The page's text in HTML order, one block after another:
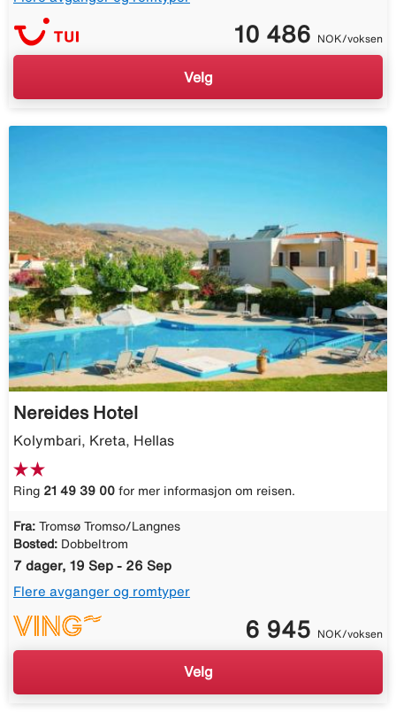
10 486 NOK/voksen
Velg
Nereides Hotel
Kolymbari, Kreta, Hellas
Ring 21 49 39 00 for mer informasjon om reisen.
Fra: Tromsø Tromso/Langnes
Bosted: Dobbeltrom
7 dager, 19 Sep - 26 Sep
Flere avganger og romtyper
6 945 NOK/voksen
Velg